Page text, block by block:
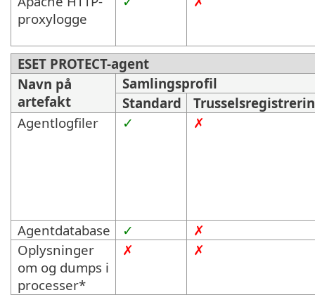
proxylogge
ESET PROTECT-agent
Navn på
artefakt
Samlingsprofil
Standard
Agentlogfiler
✓ ✗
Agentdatabase ✓
✗
Oplysninger
om og dumps i
processer*
✗ ✗